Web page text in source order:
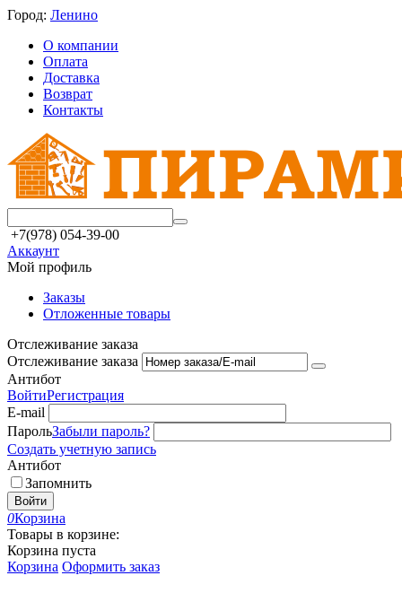
Город: Ленино
О компании
Оплата
Доставка
Возврат
Контакты
+7(978) 054-39-00
Аккаунт
Мой профиль
Заказы
Отложенные товары
Отслеживание заказа
Отслеживание заказа
Антибот
ВойтиРегистрация
E-mail
ПарольЗабыли пароль?
Создать учетную запись
Антибот
Запомнить
Войти
0Корзина
Товары в корзине:
Корзина пуста
Корзина Оформить заказ